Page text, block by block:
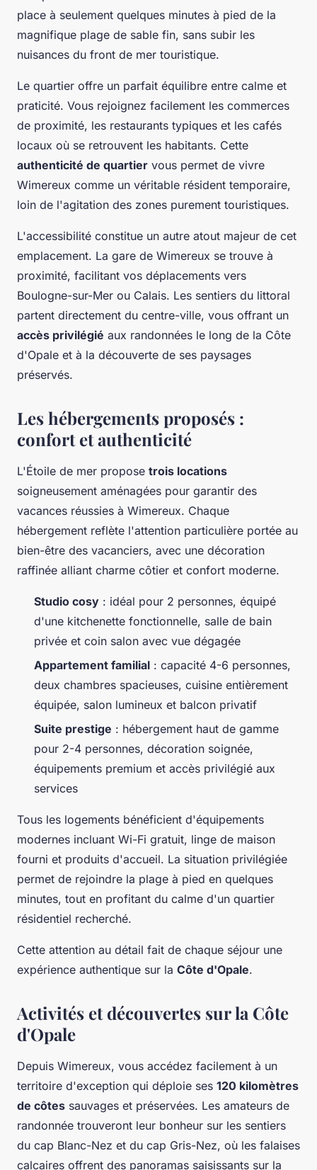
place à seulement quelques minutes à pied de la
magnifique plage de sable fin, sans subir les
nuisances du front de mer touristique.
Le quartier offre un parfait équilibre entre calme et
praticité. Vous rejoignez facilement les commerces
de proximité, les restaurants typiques et les cafés
locaux où se retrouvent les habitants. Cette
authenticité de quartier vous permet de vivre
Wimereux comme un véritable résident temporaire,
loin de l'agitation des zones purement touristiques.
L'accessibilité constitue un autre atout majeur de cet
emplacement. La gare de Wimereux se trouve à
proximité, facilitant vos déplacements vers
Boulogne-sur-Mer ou Calais. Les sentiers du littoral
partent directement du centre-ville, vous offrant un
accès privilégié aux randonnées le long de la Côte
d'Opale et à la découverte de ses paysages
préservés.
Les hébergements proposés :
confort et authenticité
L'Étoile de mer propose trois locations
soigneusement aménagées pour garantir des
vacances réussies à Wimereux. Chaque
hébergement reflète l'attention particulière portée au
bien-être des vacanciers, avec une décoration
raffinée alliant charme côtier et confort moderne.
Studio cosy : idéal pour 2 personnes, équipé
d'une kitchenette fonctionnelle, salle de bain
privée et coin salon avec vue dégagée
Appartement familial : capacité 4-6 personnes,
deux chambres spacieuses, cuisine entièrement
équipée, salon lumineux et balcon privatif
Suite prestige : hébergement haut de gamme
pour 2-4 personnes, décoration soignée,
équipements premium et accès privilégié aux
services
Tous les logements bénéficient d'équipements
modernes incluant Wi-Fi gratuit, linge de maison
fourni et produits d'accueil. La situation privilégiée
permet de rejoindre la plage à pied en quelques
minutes, tout en profitant du calme d'un quartier
résidentiel recherché.
Cette attention au détail fait de chaque séjour une
expérience authentique sur la Côte d'Opale.
Activités et découvertes sur la Côte
d'Opale
Depuis Wimereux, vous accédez facilement à un
territoire d'exception qui déploie ses 120 kilomètres
de côtes sauvages et préservées. Les amateurs de
randonnée trouveront leur bonheur sur les sentiers
du cap Blanc-Nez et du cap Gris-Nez, où les falaises
calcaires offrent des panoramas saisissants sur la